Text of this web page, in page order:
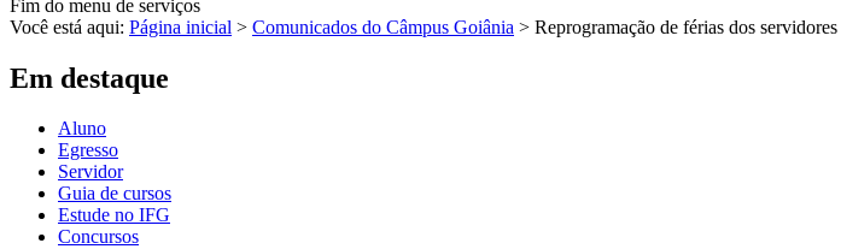
Fim do menu de serviços
Você está aqui: Página inicial > Comunicados do Câmpus Goiânia > Reprogramação de férias dos
Em destaque
Aluno
Egresso
Servidor
Guia de cursos
Estude no IFG
Concursos